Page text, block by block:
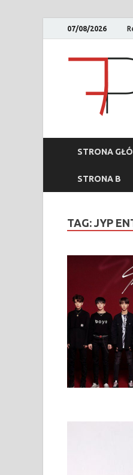
07/08/2026
STRONA
STRONA B
TAG: JYP